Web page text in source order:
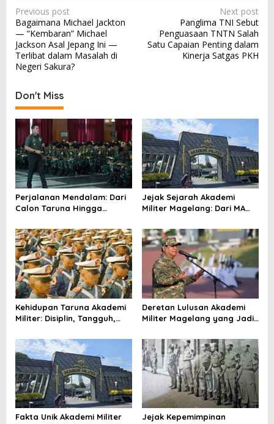
P
o
s
t
a
v
i
g
a
t
i
o
n
Previous post
Bagaimana Michael Jackton
— “Kembaran” Michael
Jackson Asal Jepang Ini —
Terlibat dalam Masalah di
Negeri Sakura?
Next post
Panglima TNI Sebut
Penguasaan TNTN Salah
Satu Capaian Penting dalam
Kinerja Satgas PKH
Don't Miss
Perjalanan Mendalam: Dari
Calon Taruna Hingga
Jejak Sejarah Akademi
Militer Magelang: Dari MA
TNI AD
Kehidupan Taruna Akademi
Militer: Disiplin, Tangguh,
Deretan Lulusan Akademi
Militer Magelang yang Jadi
Fakta Unik Akademi Militer
Jejak Kepemimpinan